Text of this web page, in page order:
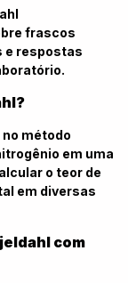
frascos
e respostas
método
em uma
o teor de
em diversas
com